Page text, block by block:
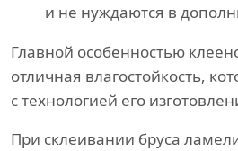
и не нуждаются в
Главной особенностью
отличная влагостойкость,
с технологией его
При склеивании бруса